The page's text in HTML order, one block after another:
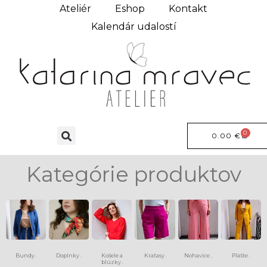
Ateliér Eshop
Kontakt
Kalendár udalostí
0.00 € 0
Kategórie produktov
Bundy Doplnky
Košele a
blúzky
Kraťasy Nohavice Plášte